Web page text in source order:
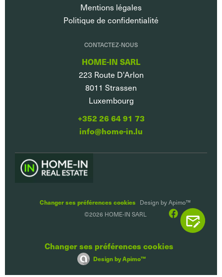
Mentions légales
Politique de confidentialité
CONTACTEZ-NOUS
HOME-IN SARL
223 Route D'Arlon
8011 Strassen
Luxembourg
+352 26 64 91 73
info@home-in.lu
Changer ses préférences cookies Design byApimo™
©2026 HOME-IN SARL
Changer ses préférences cookies
Design byApimo™